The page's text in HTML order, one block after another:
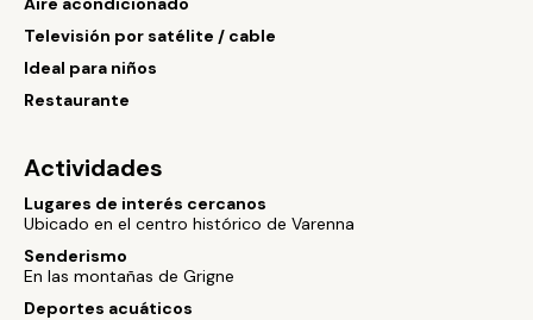
Televisión por satélite / cable
Ideal para niños
Restaurante
Actividades
Lugares de interés cercanos
Ubicado en el centro histórico de Varenna
Senderismo
En las montañas de Grigne
Deportes acuáticos